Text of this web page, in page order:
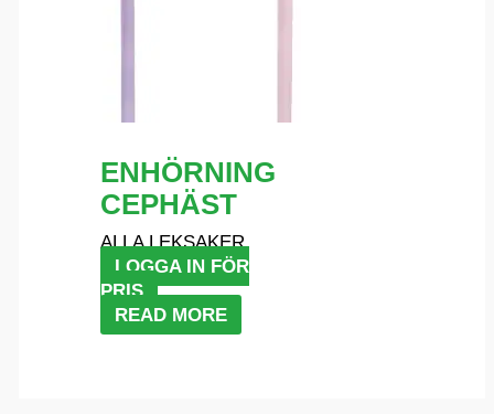
ENHÖRNING
CEPHÄST
ALLA LEKSAKER
LOGGA IN FÖR
PRIS
READ MORE